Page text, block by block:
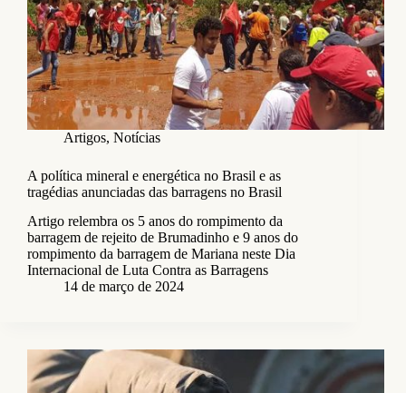
Artigos, Notícias
A política mineral e energética no Brasil e as
tragédias anunciadas das barragens no Brasil
Artigo relembra os 5 anos do rompimento da
barragem de rejeito de Brumadinho e 9 anos do
rompimento da barragem de Mariana neste Dia
Internacional de Luta Contra as Barragens
14 de março de 2024